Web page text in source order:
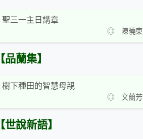
聖三一主日講章
◎ 陳曉東
【品蘭集】
樹下種田的智慧母親
◎ 文蘭芳
【世說新語】